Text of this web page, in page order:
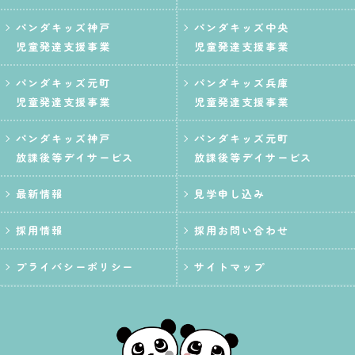
パンダキッズ神戸
児童発達支援事業
パンダキッズ中央
児童発達支援事業
パンダキッズ元町
児童発達支援事業
パンダキッズ兵庫
児童発達支援事業
パンダキッズ神戸
放課後等デイサービス
パンダキッズ元町
放課後等デイサービス
最新情報 見学申し込み
採用情報 採用お問い合わせ
プライバシーポリシー サイトマップ